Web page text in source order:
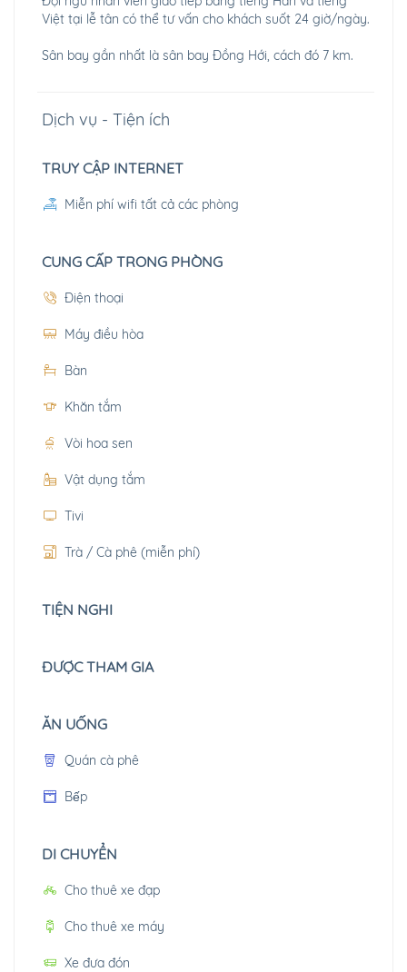
Việt tại lễ tân có thể tư vấn cho khách suốt 24 giờ/ngày.
Sân bay gần nhất là sân bay Đồng Hới, cách đó 7 km.
Dịch vụ - Tiện ích
TRUY CẬP INTERNET
Miễn phí wifi tất cả các phòng
CUNG CẤP TRONG PHÒNG
Điện thoại
Máy điều hòa
Bàn
Khăn tắm
Vòi hoa sen
Vật dụng tắm
Tivi
Trà / Cà phê (miễn phí)
TIỆN NGHI
ĐƯỢC THAM GIA
ĂN UỐNG
Quán cà phê
Bếp
DI CHUYỂN
Cho thuê xe đạp
Cho thuê xe máy
Xe đưa đón